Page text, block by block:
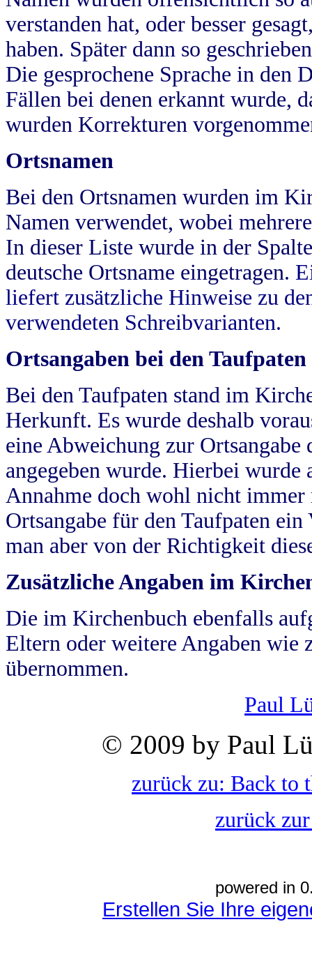
verstanden hat, oder besser
haben. Später dann so
Die gesprochene Sprache in
Fällen bei denen erkannt wurde,
wurden Korrekturen
Ortsnamen
Bei den Ortsnamen wurden im
Namen verwendet, wobei
In dieser Liste wurde in der
deutsche Ortsname eingetragen.
liefert zusätzliche Hinweise zu
verwendeten Schreibvarianten.
Ortsangaben bei den Taufpaten
Bei den Taufpaten stand im
Herkunft. Es wurde deshalb
eine Abweichung zur
angegeben wurde. Hierbei wurde
Annahme doch wohl nicht
Ortsangabe für den Taufpaten
man aber von der Richtigkeit
Zusätzliche Angaben im
Die im Kirchenbuch ebenfalls
Eltern oder weitere Angaben wie
übernommen.
Paul
© 2009 by Paul
zurück zu: Back to
zurück
powered in
Erstellen Sie Ihre